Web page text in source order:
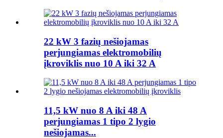
22 kW 3 fazių nešiojamas
perjungiamas elektromobilių
įkroviklis nuo 10 A iki 32 A
11,5 kW nuo 8 A iki 48 A
perjungiamas 1 tipo 2 lygio
nešiojamas...